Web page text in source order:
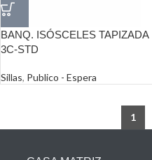
BANQ. ISÓSCELES TAPIZADA
3C-STD
Sillas, Publico - Espera
1